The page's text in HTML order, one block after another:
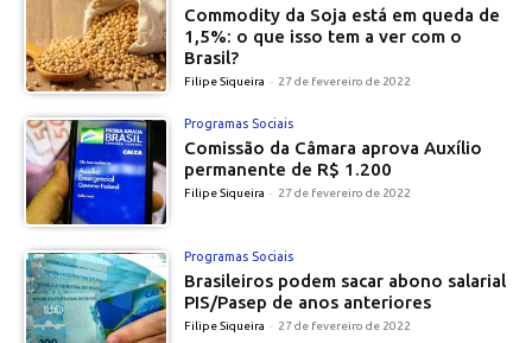
Commodity da Soja está em queda de
1,5%: o que isso tem a ver com o
Brasil?
Filipe Siqueira - 27 de fevereiro de 2022
Programas Sociais
Comissão da Câmara aprova Auxílio
permanente de R$ 1.200
Filipe Siqueira - 27 de fevereiro de 2022
Programas Sociais
Brasileiros podem sacar abono salarial
PIS/Pasep de anos anteriores
Filipe Siqueira - 27 de fevereiro de 2022